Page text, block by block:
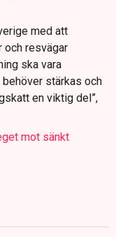
med att
och resvägar
ska vara
stärkas och
en viktig del”,
mot sänkt